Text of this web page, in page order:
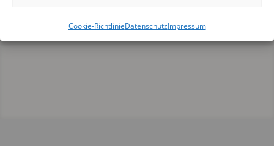
Cookie-RichtlinieDatenschutzImpressum